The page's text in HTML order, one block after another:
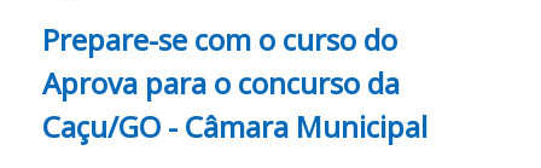
Prepare-se com o curso do
Aprova para o concurso da
Caçu/GO - Câmara Municipal